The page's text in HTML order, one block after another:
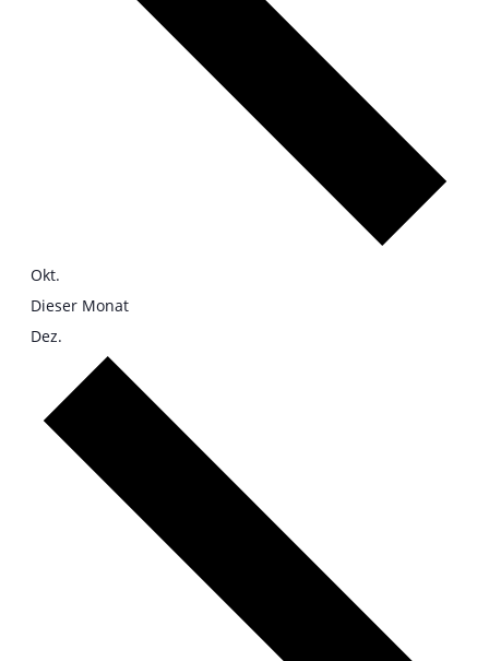
Okt.
Dieser Monat
Dez.